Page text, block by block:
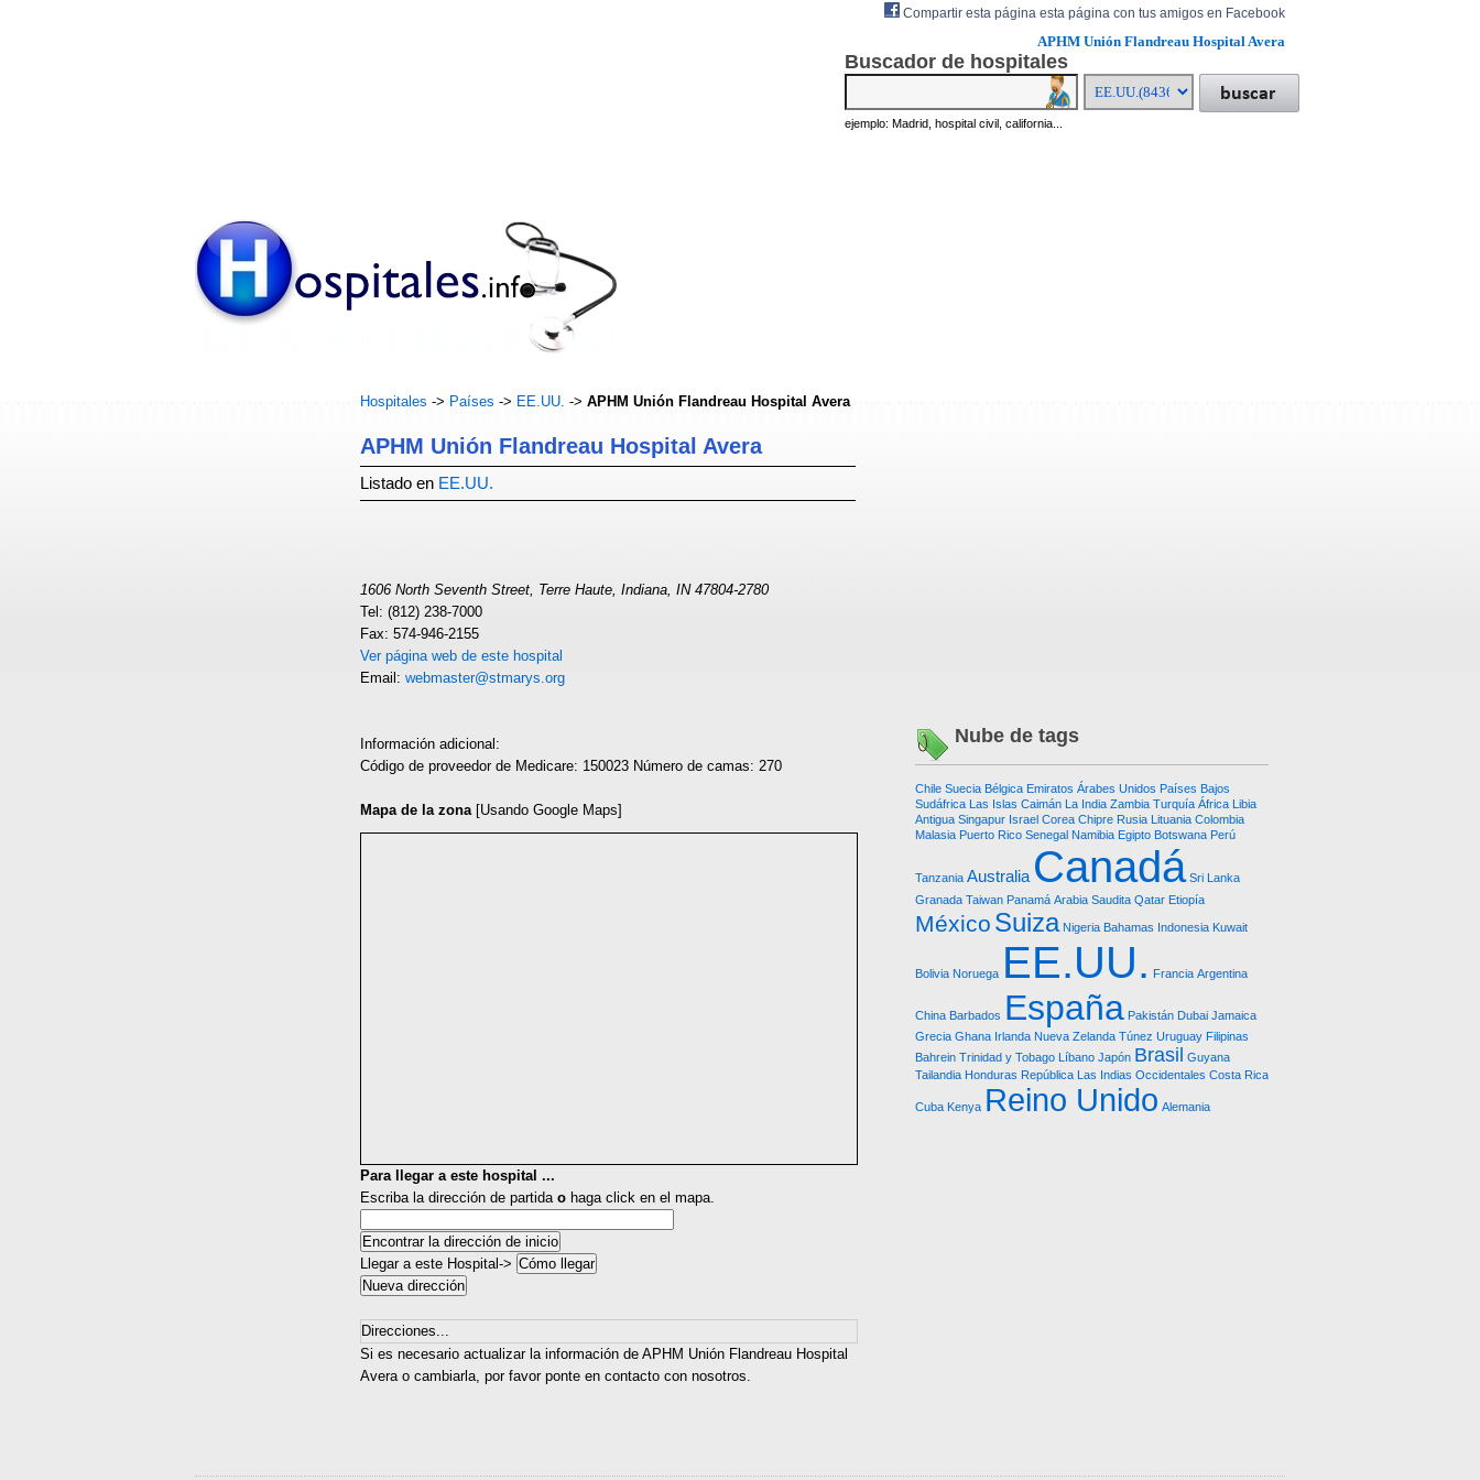
APHM Unión Flandreau Hospital Avera
Buscador de hospitales
ejemplo: Madrid, hospital civil, california...
Hospitales -> Países -> EE.UU. -> APHM Unión Flandreau Hospital Avera
APHM Unión Flandreau Hospital Avera
Listado en EE.UU.
1606 North Seventh Street, Terre Haute, Indiana, IN 47804-2780
Tel: (812) 238-7000
Fax: 574-946-2155
Ver página web de este hospital
Email: webmaster@stmarys.org
Información adicional:
Código de proveedor de Medicare: 150023 Número de camas: 270
Mapa de la zona[Usando Google Maps]
Para llegar a este hospital ...
Escriba la dirección de partida o haga click en el mapa.
Llegar a este Hospital->
Direcciones...
Si es necesario actualizar la información de APHM Unión Flandreau Hospital
Avera o cambiarla, por favor ponte en contacto con nosotros.
Nube de tags
Chile Suecia Bélgica Emiratos Árabes Unidos Países Bajos
Sudáfrica Las Islas Caimán La India Zambia Turquía África Libia
Antigua Singapur Israel Corea Chipre Rusia Lituania Colombia
Malasia Puerto Rico Senegal Namibia Egipto Botswana Perú
Tanzania Australia Canadá Sri Lanka
Granada Taiwan Panamá Arabia Saudita Qatar Etiopía
México Suiza Nigeria Bahamas Indonesia Kuwait
Bolivia Noruega EE.UU. Francia Argentina
China Barbados España Pakistán Dubai Jamaica
Grecia Ghana Irlanda Nueva Zelanda Túnez Uruguay Filipinas
Bahrein Trinidad y Tobago Líbano Japón Brasil
Guyana
Tailandia Honduras República Las Indias Occidentales Costa Rica
Cuba Kenya Reino Unido Alemania
Compartir esta página esta página con tus amigos en Facebook